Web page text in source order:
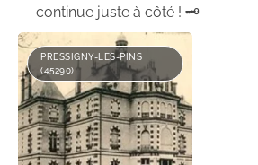
continue juste à côté ! 🗝️
PRESSIGNY-LES-PINS
(45290)